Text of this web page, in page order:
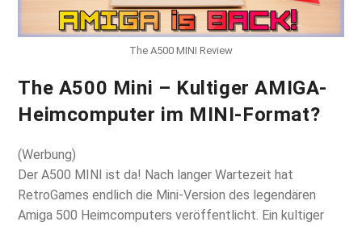
The A500 MINI Review
The A500 Mini – Kultiger AMIGA-
Heimcomputer im MINI-Format?
(Werbung)
Der A500 MINI ist da! Nach langer Wartezeit hat
RetroGames endlich die Mini-Version des legendären
Amiga 500 Heimcomputers veröffentlicht. Ein kultiger